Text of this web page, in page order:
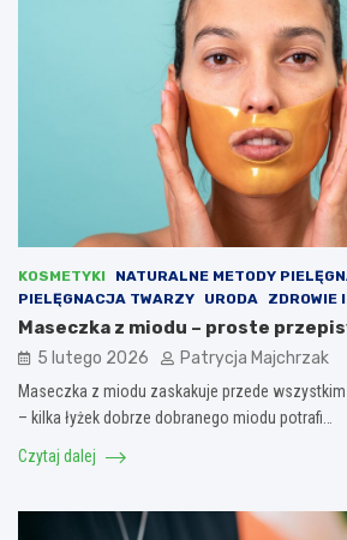
KOSMETYKI
NATURALNE METODY
PIELĘGNACJA TWARZY
URODA ZDROWIE
Maseczka z miodu – proste
5 lutego 2026 Patrycja Majchrzak
Maseczka z miodu zaskakuje przede
– kilka łyżek dobrze dobranego miodu potrafi…
Czytaj dalej